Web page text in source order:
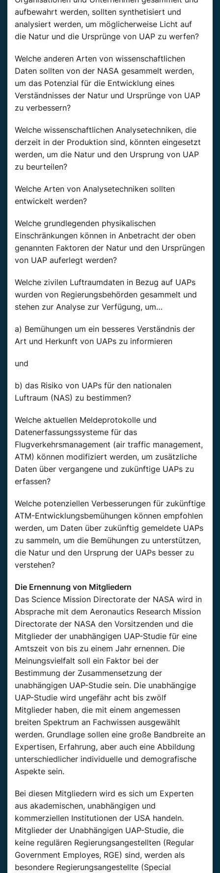
aufbewahrt werden, sollten synthetisiert und
analysiert werden, um möglicherweise Licht auf
die Natur und die Ursprünge von UAP zu werfen?
Welche anderen Arten von wissenschaftlichen
Daten sollten von der NASA gesammelt werden,
um das Potenzial für die Entwicklung eines
Verständnisses der Natur und Ursprünge von UAP
zu verbessern?
Welche wissenschaftlichen Analysetechniken, die
derzeit in der Produktion sind, könnten eingesetzt
werden, um die Natur und den Ursprung von UAP
zu beurteilen?
Welche Arten von Analysetechniken sollten
entwickelt werden?
Welche grundlegenden physikalischen
Einschränkungen können in Anbetracht der oben
genannten Faktoren der Natur und den Ursprüngen
von UAP auferlegt werden?
Welche zivilen Luftraumdaten in Bezug auf UAPs
wurden von Regierungsbehörden gesammelt und
stehen zur Analyse zur Verfügung, um…
a) Bemühungen um ein besseres Verständnis der
Art und Herkunft von UAPs zu informieren
und
b) das Risiko von UAPs für den nationalen
Luftraum (NAS) zu bestimmen?
Welche aktuellen Meldeprotokolle und
Datenerfassungssysteme für das
Flugverkehrsmanagement (air traffic management,
ATM) können modifiziert werden, um zusätzliche
Daten über vergangene und zukünftige UAPs zu
erfassen?
Welche potenziellen Verbesserungen für zukünftige
ATM-Entwicklungsbemühungen können empfohlen
werden, um Daten über zukünftig gemeldete UAPs
zu sammeln, um die Bemühungen zu unterstützen,
die Natur und den Ursprung der UAPs besser zu
verstehen?
Die Ernennung von Mitgliedern
Das Science Mission Directorate der NASA wird in
Absprache mit dem Aeronautics Research Mission
Directorate der NASA den Vorsitzenden und die
Mitglieder der unabhängigen UAP-Studie für eine
Amtszeit von bis zu einem Jahr ernennen. Die
Meinungsvielfalt soll ein Faktor bei der
Bestimmung der Zusammensetzung der
unabhängigen UAP-Studie sein. Die unabhängige
UAP-Studie wird ungefähr acht bis zwölf
Mitglieder haben, die mit einem angemessen
breiten Spektrum an Fachwissen ausgewählt
werden. Grundlage sollen eine große Bandbreite an
Expertisen, Erfahrung, aber auch eine Abbildung
unterschiedlicher individuelle und demografische
Aspekte sein.
Bei diesen Mitgliedern wird es sich um Experten
aus akademischen, unabhängigen und
kommerziellen Institutionen der USA handeln.
Mitglieder der Unabhängigen UAP-Studie, die
keine regulären Regierungsangestellten (Regular
Government Employes, RGE) sind, werden als
besondere Regierungsangestellte (Special